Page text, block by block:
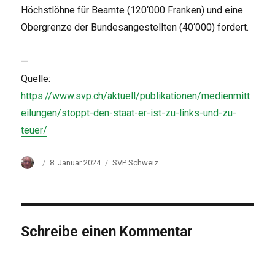
Höchstlöhne für Beamte (120‘000 Franken) und eine
Obergrenze der Bundesangestellten (40‘000) fordert.
—
Quelle:
https://www.svp.ch/aktuell/publikationen/medienmitt
eilungen/stoppt-den-staat-er-ist-zu-links-und-zu-
teuer/
AutorVeröffentlicht
8. Januar 2024 Kategorien
SVP Schweiz
Schreibe einen Kommentar